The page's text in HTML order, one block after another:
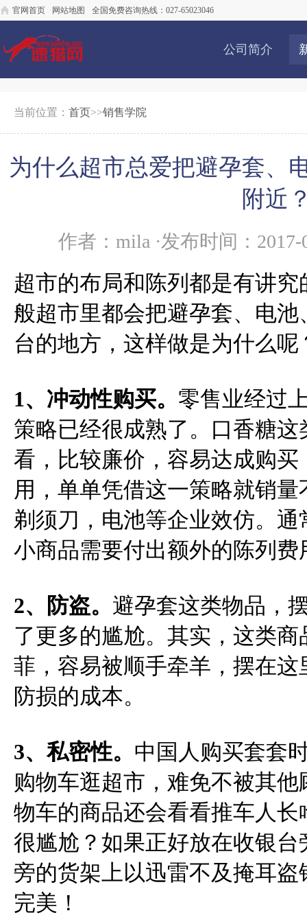
官网首页 网站地图 全国免费咨询热线：027-65023046
公司简介
当前位置： 首页>>销售学院
为什么超市总爱把避孕套、
附近
作者：mila ·发布时间：2017-
超市的布局和陈列都是有讲
般超市里都会把避孕套、电
台的地方，这样做是为什么呢
1、冲动性购买。 零售业经过
策略已经很成熟了。口香糖
看，比较廉价，容易达成购
用，单单凭借这一策略就销
剃须刀，电池等企业效仿。
小商品需要付出额外的陈列费
2、防盗。 避孕套这类物品，
了更多的尴尬。其实，这类
菲，容易被顺手牵羊，摆在
防损的成本。
3、私密性。 中国人购买套套
购物车逛超市，难免不被其
物车的商品还会看看推车人
很尴尬？如果正好放在收银
旁的货架上以迅雷不及掩耳
完美！